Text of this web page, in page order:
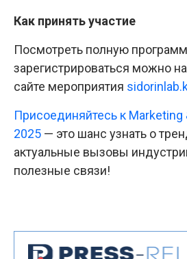
Как принять участие
Посмотреть полную
зарегистрироваться можно
сайте мероприятия
Присоединяйтесь к Marketing
2025 — это шанс узнать о
актуальные вызовы
полезные связи!